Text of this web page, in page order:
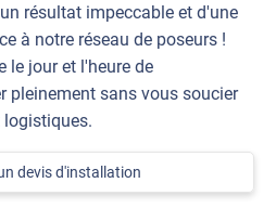
résultat impeccable et d'une
à notre réseau de poseurs !
le jour et l'heure de
pleinement sans vous soucier
devis d'installation